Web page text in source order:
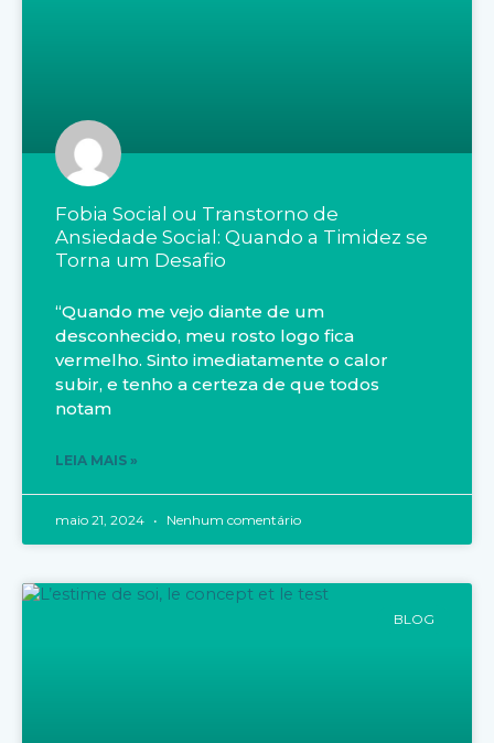
Fobia Social ou Transtorno de
Ansiedade Social: Quando a Timidez se
Torna um Desafio
“Quando me vejo diante de um
desconhecido, meu rosto logo fica
vermelho. Sinto imediatamente o calor
subir, e tenho a certeza de que todos
notam
LEIA MAIS »
maio 21, 2024 Nenhum comentário
BLOG